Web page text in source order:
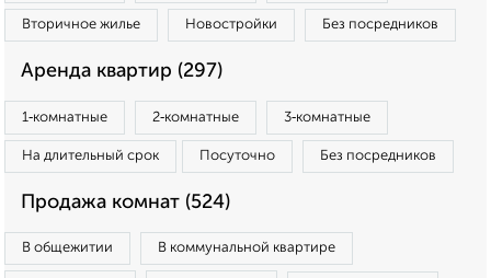
Вторичное жилье Новостройки Без посредников
Аренда квартир (297)
1‑комнатные 2‑комнатные 3‑комнатные
На длительный срок Посуточно Без посредников
Продажа комнат (524)
В общежитии В коммунальной квартире